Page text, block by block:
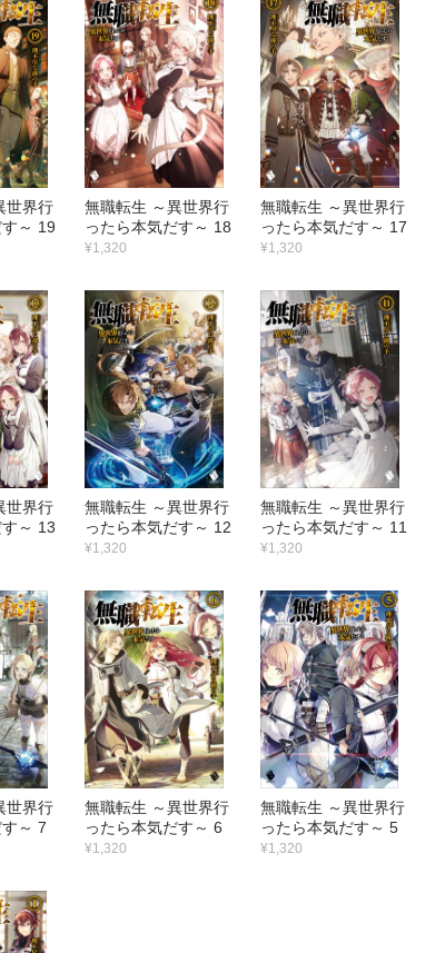
世界行
～ 19
無職転生 ～異世界行
ったら本気だす～ 18
¥1,320
無職転生 ～異世界行
ったら本気だす～ 17
¥1,320
世界行
～ 13
無職転生 ～異世界行
ったら本気だす～ 12
¥1,320
無職転生 ～異世界行
ったら本気だす～ 11
¥1,320
世界行
～ 7
無職転生 ～異世界行
ったら本気だす～ 6
¥1,320
無職転生 ～異世界行
ったら本気だす～ 5
¥1,320